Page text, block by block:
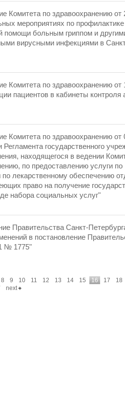
Комитета по здравоохранению
мероприятиях по
помощи больным гриппом и
вирусными инфекциями в
Комитета по здравоохранению
пациентов в кабинеты контроля
Комитета по здравоохранению
Регламента государственного
находящегося в ведении
по предоставлению услуги
лекарственному обеспечению
право на получение
набора социальных услуг"
Правительства Санкт-
в постановление
№ 1775"
8 9 10 11 12 13 14 15 16 17
18
next